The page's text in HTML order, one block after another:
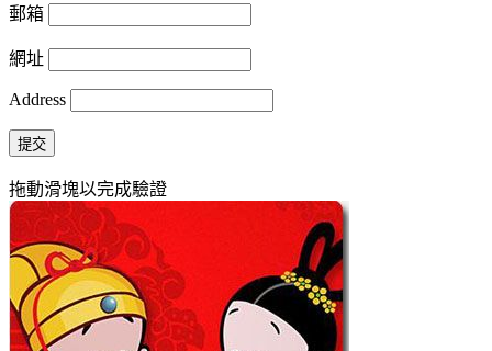
郵箱
網址
Address
提交
拖動滑塊以完成驗證